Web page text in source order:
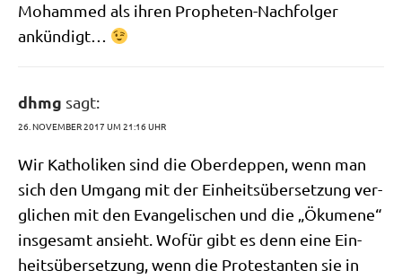
Moham­med als ihren Pro­phe­ten-Nach­fol­ger
ankündigt…
dhmg sagt:
26. NOVEMBER 2017 UM 21:16 UHR
Wir Katho­li­ken sind die Ober­dep­pen, wenn man
sich den Umgang mit der Ein­heits­über­set­zung ver­
gli­chen mit den Evan­ge­li­schen und die „Öku­me­ne“
ins­ge­samt ansieht. Wofür gibt es denn eine Ein­
heits­über­set­zung, wenn die Pro­te­stan­ten sie in